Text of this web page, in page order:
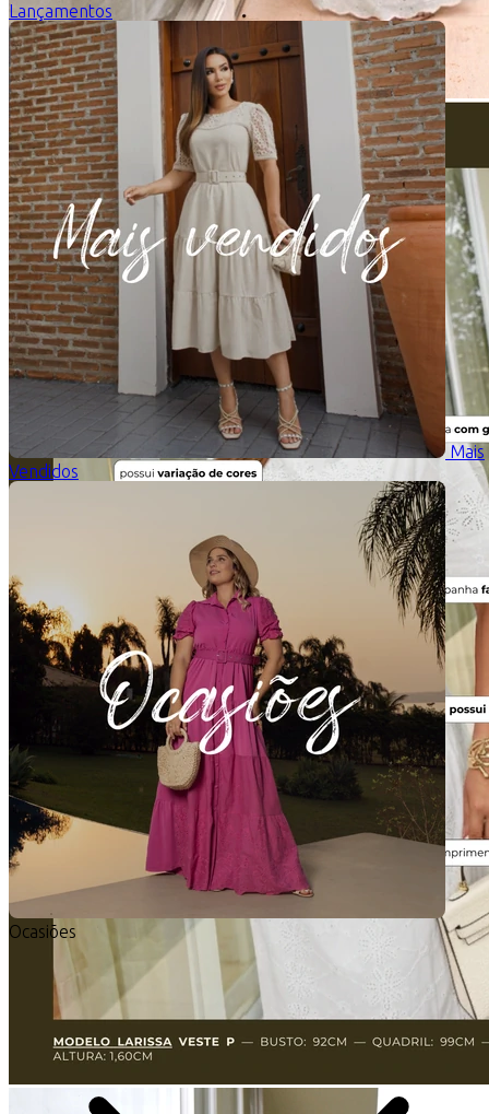
Lançamentos
Mais
Vendidos
Ocasiões